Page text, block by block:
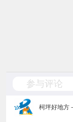
参与评论
柯坪好地方